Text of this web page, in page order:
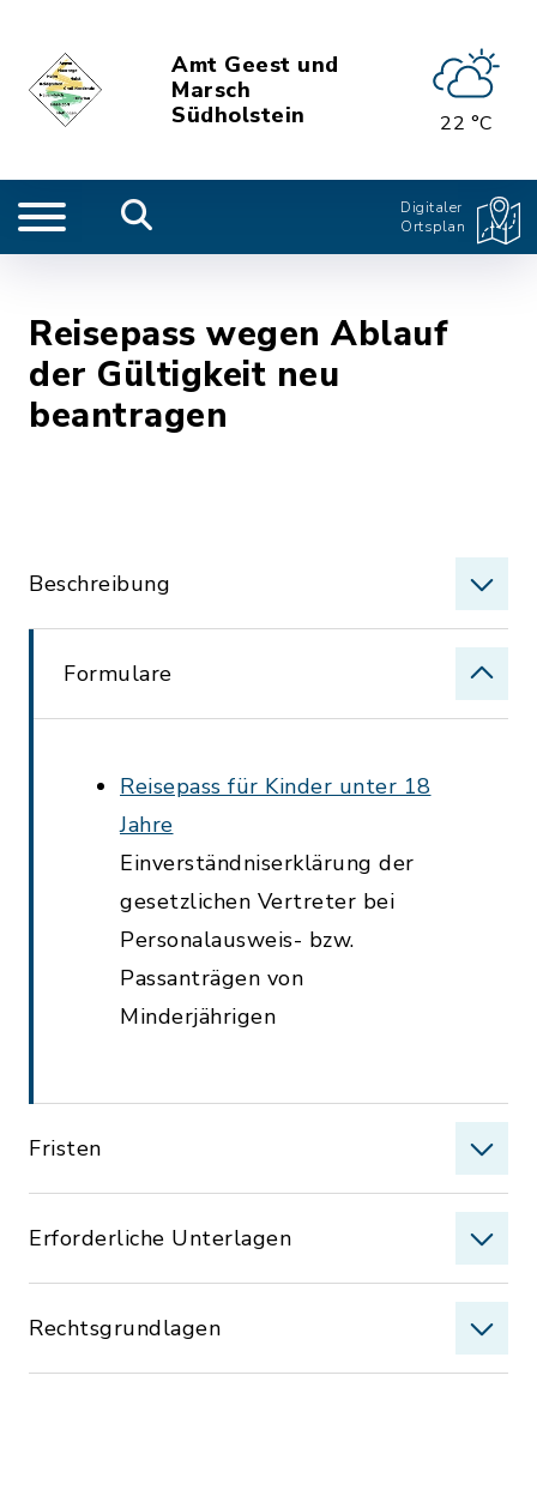
Amt Geest und
Marsch
Südholstein
22 °C
Digitaler
Ortsplan
Reisepass wegen Ablauf
der Gültigkeit neu
beantragen
Beschreibung
Formulare
Reisepass für Kinder unter 18
Jahre
Einverständniserklärung der
gesetzlichen Vertreter bei
Personalausweis- bzw.
Passanträgen von
Minderjährigen
Fristen
Erforderliche Unterlagen
Rechtsgrundlagen